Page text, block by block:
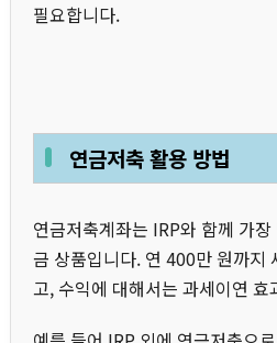
필요합니다.
연금저축 활용 방법
연금저축계좌는 IRP와 함께 가
금 상품입니다. 연 400만 원까지
고, 수익에 대해서는 과세이연